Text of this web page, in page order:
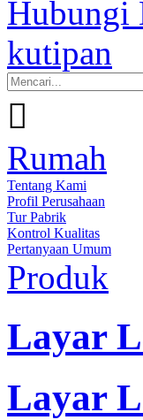
Hubungi
kutipan

Rumah
Tentang Kami
Profil Perusahaan
Tur Pabrik
Kontrol Kualitas
Pertanyaan Umum
Produk
Layar
Layar